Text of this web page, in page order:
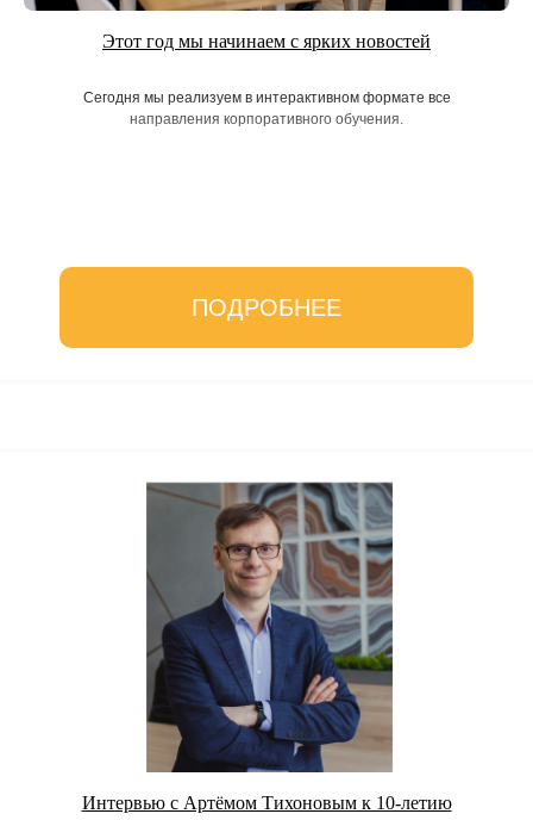
Этот год мы начинаем с ярких новостей
Сегодня мы реализуем в интерактивном формате все
направления корпоративного обучения.
ПОДРОБНЕЕ
Интервью с Артёмом Тихоновым к 10-летию